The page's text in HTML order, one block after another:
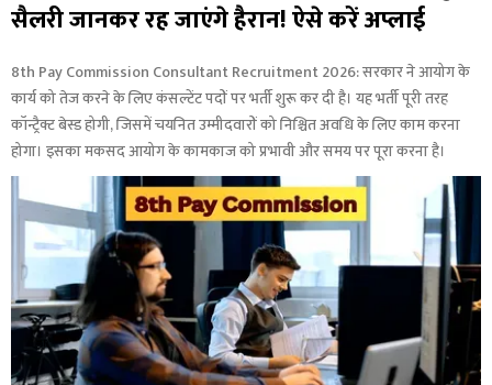
सैलरी जानकर रह जाएंगे हैरान! ऐसे करें अप्लाई
8th Pay Commission Consultant Recruitment 2026: सरकार ने आयोग के
कार्य को तेज करने के लिए कंसल्टेंट पदों पर भर्ती शुरू कर दी है। यह भर्ती पूरी तरह
कॉन्ट्रैक्ट बेस्ड होगी, जिसमें चयनित उम्मीदवारों को निश्चित अवधि के लिए काम करना
होगा। इसका मकसद आयोग के कामकाज को प्रभावी और समय पर पूरा करना है।